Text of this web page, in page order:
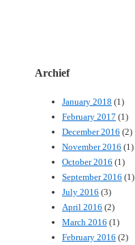
Archief
January 2018 (1)
February 2017 (1)
December 2016 (2)
November 2016 (1)
October 2016 (1)
September 2016 (1)
July 2016 (3)
April 2016 (2)
March 2016 (1)
February 2016 (2)